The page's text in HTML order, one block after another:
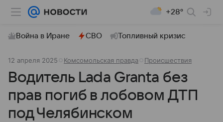
+28°
Война в Иране СВО Топливный кризис
12 апреля 2025 Комсомольская правда Происшествия
Водитель Lada Granta без
прав погиб в лобовом ДТП
под Челябинском